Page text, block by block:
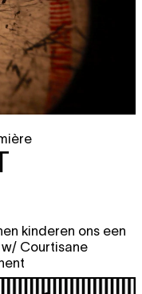
kinderen ons een
Courtisane